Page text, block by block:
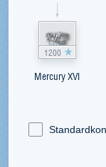
1200
Mercury XVI